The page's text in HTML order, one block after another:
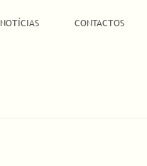
NOTÍCIAS CONTACTOS